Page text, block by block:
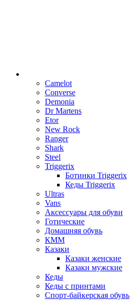
Camelot
Converse
Demonia
Dr Martens
Etor
New Rock
Ranger
Shark
Steel
Triggerix
Ботинки Triggerix
Кеды Triggerix
Ultras
Vans
Аксессуары для обуви
Готические
Домашняя обувь
КММ
Казаки
Казаки женские
Казаки мужские
Кеды
Кеды с принтами
Спорт-байкерская обувь